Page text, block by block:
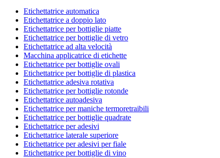
Etichettatrice automatica
Etichettatrice a doppio lato
Etichettatrice per bottiglie piatte
Etichettatrice per bottiglie di vetro
Etichettatrice ad alta velocità
Macchina applicatrice di etichette
Etichettatrice per bottiglie ovali
Etichettatrice per bottiglie di plastica
Etichettatrice adesiva rotativa
Etichettatrice per bottiglie rotonde
Etichettatrice autoadesiva
Etichettatrice per maniche termoretraibili
Etichettatrice per bottiglie quadrate
Etichettatrice per adesivi
Etichettatrice laterale superiore
Etichettatrice per adesivi per fiale
Etichettatrice per bottiglie di vino